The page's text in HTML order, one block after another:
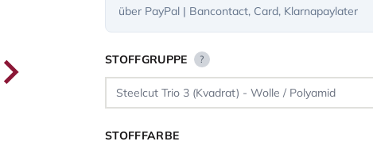
über PayPal | Bancontact, Card, Klarnapaylater
STOFFGRUPPE ?
STOFFFARBE